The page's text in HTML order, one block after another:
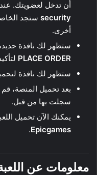
أن تدخل لعضويتك.
security ستجد
أخرى.
ستظهر لك نافذة
PLACE ORDER
ستظهر لك نافذة
بعد تحميل المنصة،
سجلت بها من قبل.
يمكنك الآن تحميل
Epicgames
.
معلومات عن